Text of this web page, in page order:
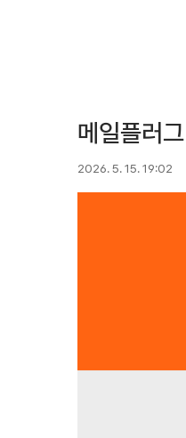
메일플러
2026. 5. 15. 19:02